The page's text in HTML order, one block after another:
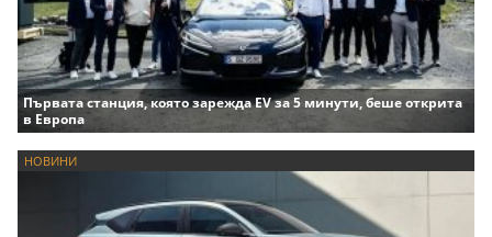
Първата станция, която зарежда EV за 5 минути, беше открита
в Европа
НОВИНИ